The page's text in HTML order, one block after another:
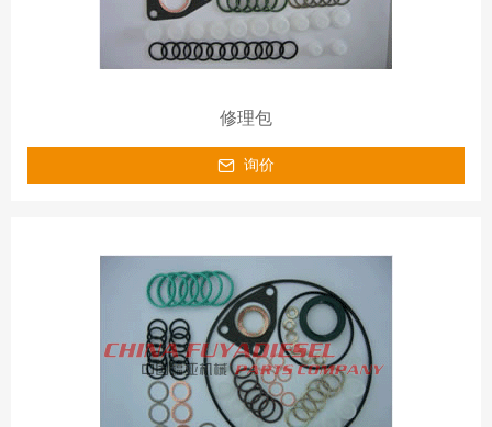
修理包
询价